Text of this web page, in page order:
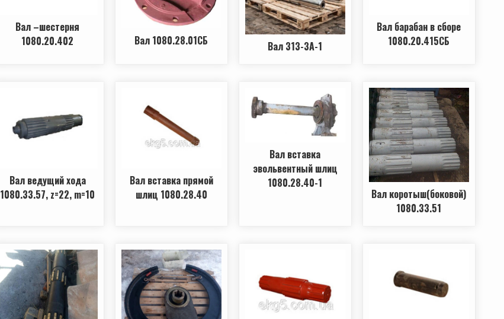
Вал –шестерня
1080.20.402
Вал 1080.28.01СБ Вал 313-3А-1
Вал барабан в сборе
1080.20.415СБ
Вал ведущий хода
1080.33.57, z=22, m=10
Вал вставка прямой
шлиц 1080.28.40
Вал вставка
эвольвентный шлиц
1080.28.40-1
Вал коротыш(боковой)
1080.33.51